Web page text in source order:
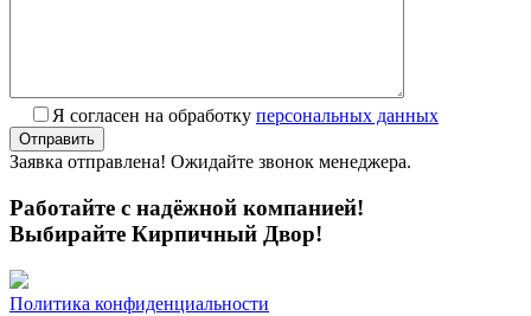
Я согласен на обработку персональных данных
Заявка отправлена! Ожидайте звонок менеджера.
Работайте с надёжной компанией!
Выбирайте Кирпичный Двор!
Политика конфиденциальности